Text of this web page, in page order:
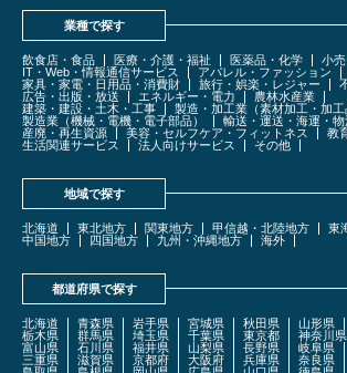
業種で探す
飲食店・食品 医療・介護・福祉 医薬品・化学
小
IT・Web・情報通信サービス
アパレル・ファッション
家具・家電・日用品・消費財
旅行・娯楽・レジャー
広告・出版・放送
エネルギー・電力
農林水産業
建築・建設・土木・工事
製造・加工業（素材加工・加工
製造業（機械・電機・電子部品）
輸送・運送・海運・物
産廃・再生資源
美容・セルフケア・フィットネス
教
生活関連サービス
法人向けサービス その他
地域で探す
北海道 東北地方 関東地方 甲信越・北陸地方 東
中国地方
四国地方 九州・沖縄地方 海外
都道府県で探す
北海道 青森県 岩手県 宮城県 秋田県 山形県
栃木県
群馬県 埼玉県 千葉県 東京都 神奈川県
富山県
石川県 福井県 山梨県 長野県 岐阜県
三重県
滋賀県 京都府 大阪府 兵庫県 奈良県